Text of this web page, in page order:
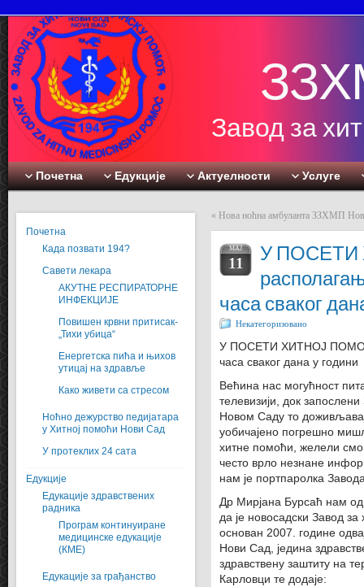
Завод за
Почетна Едукције Актуелности Услуге
Почетна
Када позвати 194?
Савети лекара
АКУТНЕ РЕСПИРАТОРНЕ
ИНФЕКЦИЈЕ
Повишен крвни притисак-
„Тихи убица“
Енергетска пића и њихов
утицај на здравље
Како живети са стресом
Ноћно дежурство педијатара
у Хитној помоћи Нови Сад
У протеклих 24 сата
Едукције
Едукације здравствених
радника
Програм континуиране
медицинске едукације
(КMЕ)
Едукације за грађанство
« Нова ноћна амбуланта ЗЗХМП
MAJ
11
У
часа сваког
Некатегоризовано
У ПОСЕТИ ХИТНОЈ
часа сваког дана у години
Већина нас могућност
телевизији, док
Новом Саду то
уобичајено погрешно
хитне помоћи, желели
често врло незнане
нам је портпаролка
Др Мирјана Бурсаћ нам
да је новосадски Завод за
основан 2007. године
Нови Сад, једина
здравствену заштиту на
Карловци те додаје: